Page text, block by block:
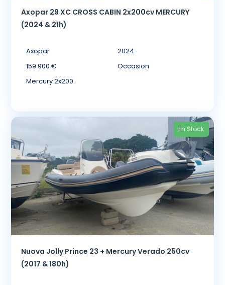
Axopar 29 XC CROSS CABIN 2x200cv MERCURY
(2024 & 21h)
Axopar
2024
159 900 €
Occasion
Mercury 2x200
En Stock
Nuova Jolly Prince 23 + Mercury Verado 250cv
(2017 & 180h)